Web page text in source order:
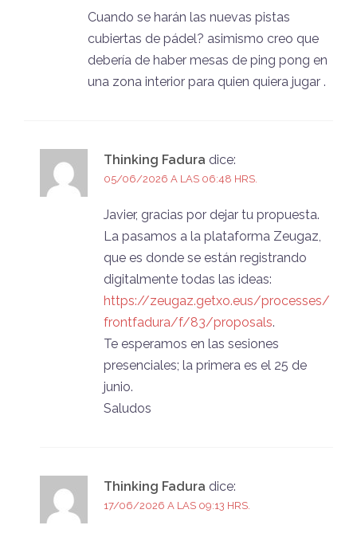
Cuando se harán las nuevas pistas
cubiertas de pádel? asimismo creo que
debería de haber mesas de ping pong en
una zona interior para quien quiera jugar .
Thinking Fadura dice:
05/06/2026 A LAS 06:48 HRS.
Javier, gracias por dejar tu propuesta.
La pasamos a la plataforma Zeugaz,
que es donde se están registrando
digitalmente todas las ideas:
https://zeugaz.getxo.eus/processes/
frontfadura/f/83/proposals.
Te esperamos en las sesiones
presenciales; la primera es el 25 de
junio.
Saludos
Thinking Fadura dice:
17/06/2026 A LAS 09:13 HRS.